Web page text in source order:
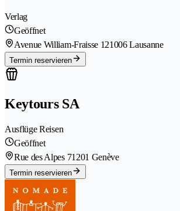
Verlag
Geöffnet
Avenue William-Fraisse 121006 Lausanne
Termin reservieren
Keytours SA
Ausflüge Reisen
Geöffnet
Rue des Alpes 71201 Genève
Termin reservieren